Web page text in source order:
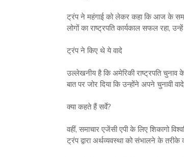
ट्रंप ने महंगाई को लेकर कहा कि आज के
लोगों का राष्ट्रपति कार्यकाल सफल रहा,
ट्रंप ने किए थे ये वादे
उल्लेखनीय है कि अमेरिकी राष्ट्रपति चुनाव
बात पर जोर दिया कि उन्होंने अपने चुनावी
क्या कहते हैं सर्वे?
वहीं, समाचार एजेंसी एपी के लिए शिकागो
ट्रंप द्वारा अर्थव्यवस्था को संभालने के